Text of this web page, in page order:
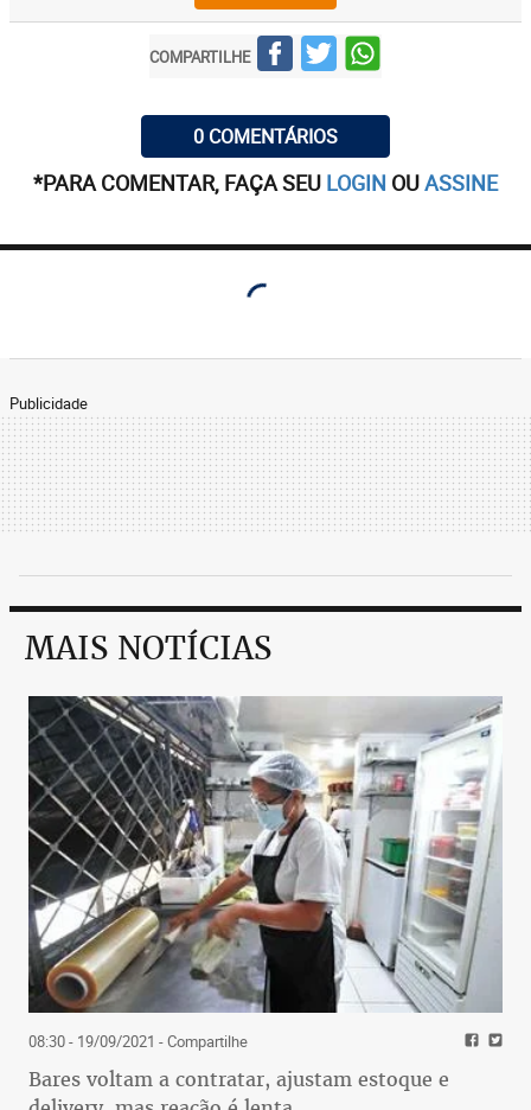
COMPARTILHE
0 COMENTÁRIOS
*PARA COMENTAR, FAÇA SEU LOGIN OUASSINE
Publicidade
MAIS NOTÍCIAS
08:30 - 19/09/2021 - Compartilhe
Bares voltam a contratar, ajustam estoque e